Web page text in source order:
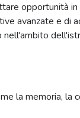
opportunità
avanzate e di
la memoria, la